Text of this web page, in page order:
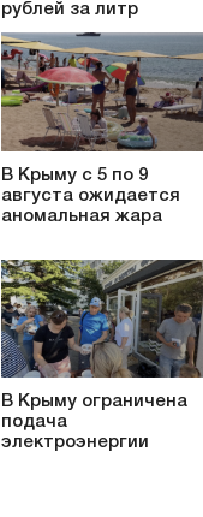
рублей за литр
В Крыму с 5 по 9
августа ожидается
аномальная жара
В Крыму ограничена
подача
электроэнергии